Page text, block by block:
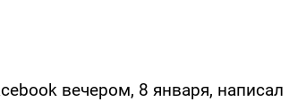
вечером, 8 января, написал